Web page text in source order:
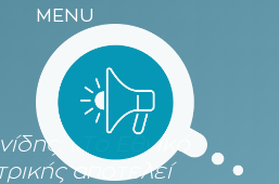
MENU
«Το Εθνικό
αποτελεί